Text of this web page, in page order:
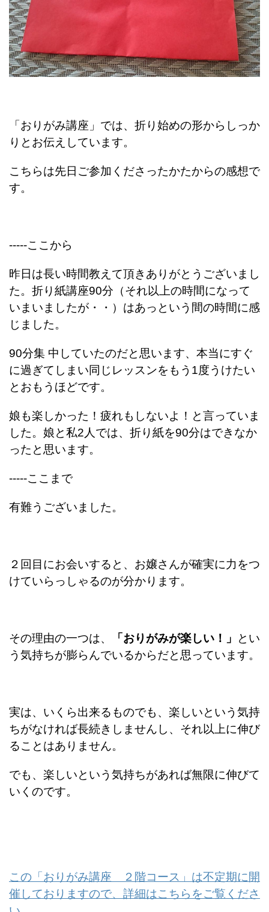
「おりがみ講座」では、折り始めの形からしっか
りとお伝えしています。
こちらは先日ご参加くださったかたからの感想で
す。
-----ここから
昨日は長い時間教えて頂きありがとうございまし
た。折り紙講座90分（それ以上の時間になって
いまいましたが・・）はあっという間の時間に感
じました。
90分集 中していたのだと思います、本当にすぐ
に過ぎてしまい同じレッスンをもう 1度うけたい
とおもうほどです。
娘も楽しかった！疲れもしないよ！と言っていま
した。娘と私2 人では、折り紙を90分はできなか
ったと思います。
-----ここまで
有難うございました。
２回目にお会いすると、お嬢さんが確実に力をつ
けていらっしゃるのが分かります。
その理由の一つは、 「おりがみが楽しい！」
とい
う気持ちが膨らんでいるからだと思っています。
実は、いくら出来るものでも、楽しいという気持
ちがなければ長続きしませんし、それ以上に伸び
ることはありません。
でも、楽しいという気持ちがあれば無限に伸びて
いくのです。
この「おりがみ講座 ２階コース」は不定期に開
催しておりますので、詳細はこちらをご覧くださ